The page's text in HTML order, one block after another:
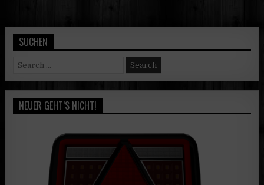
SUCHEN
Search
NEUER GEHT’S NICHT!